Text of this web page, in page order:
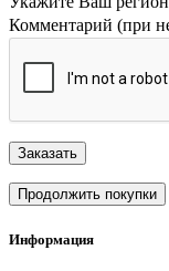
Комментарий (при
Заказать
Продолжить покупки
Информация